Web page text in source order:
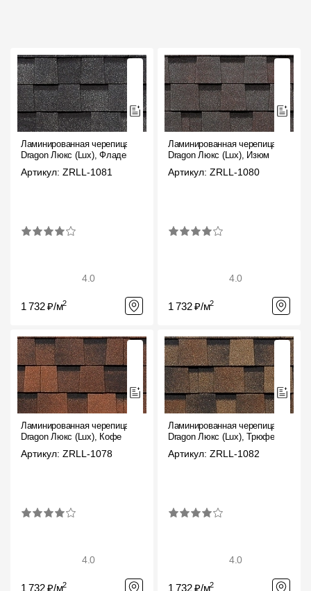
Ламинированная черепица
Dragon Люкс (Lux), Фладен
Артикул: ZRLL-1081
4.0
1 732 ₽/м2
Ламинированная черепица
Dragon Люкс (Lux), Изюм
Артикул: ZRLL-1080
4.0
1 732 ₽/м2
Ламинированная черепица
Dragon Люкс (Lux), Кофе
Артикул: ZRLL-1078
4.0
1 732 ₽/м2
Ламинированная черепица
Dragon Люкс (Lux), Трюфель
Артикул: ZRLL-1082
4.0
1 732 ₽/м2